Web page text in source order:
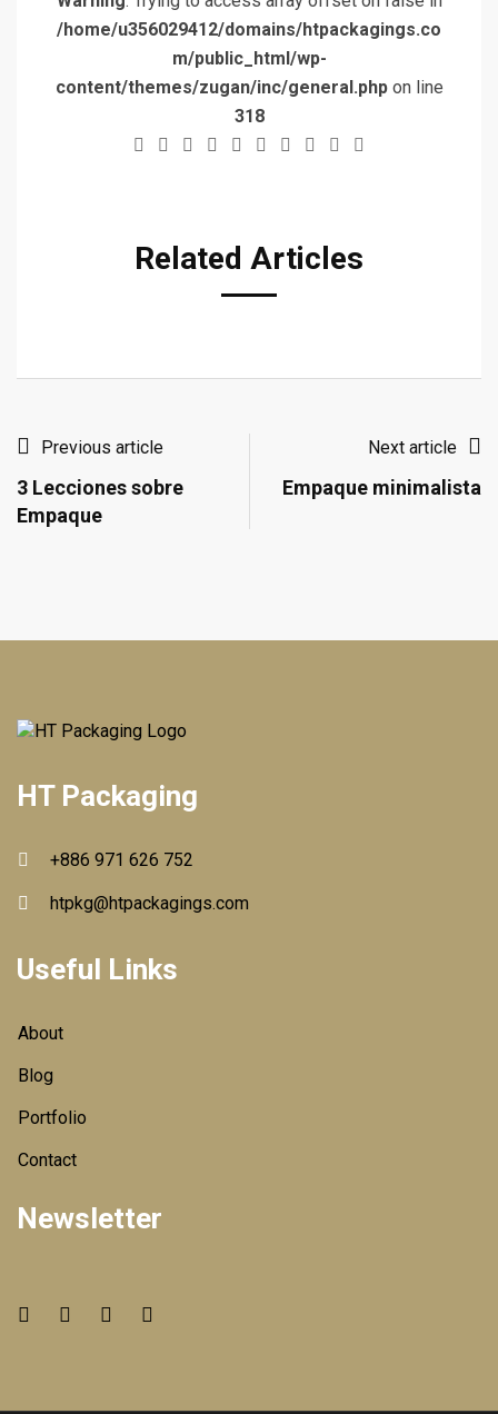
/home/u356029412/domains/htpackagings.co
m/public_html/wp-
content/themes/zugan/inc/general.phpon line
318
Related Articles
Previous article
3 Lecciones sobre
Empaque
Next article
Empaque minimalista
HT Packaging
+886 971 626 752
htpkg@htpackagings.com
Useful Links
About
Blog
Portfolio
Contact
Newsletter